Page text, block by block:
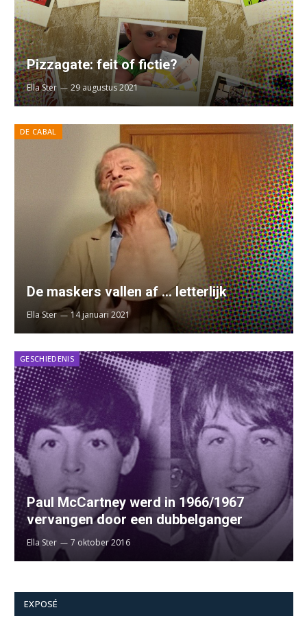
Pizzagate: feit of fictie?
Ella Ster 29 augustus 2021
DE CABAL
De maskers vallen af … letterlijk
Ella Ster 14 januari 2021
GESCHIEDENIS
Paul McCartney werd in 1966/1967
vervangen door een dubbelganger
Ella Ster 7 oktober 2016
EXPOSÉ